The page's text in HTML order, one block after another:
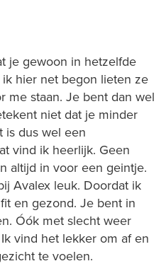
je gewoon in hetzelfde
hier net begon lieten ze
me staan. Je bent dan wel
niet dat je minder
is dus wel een
vind ik heerlijk. Geen
altijd in voor een geintje.
Avalex leuk. Doordat ik
en gezond. Je bent in
Óók met slecht weer
vind het lekker om af en
te voelen.